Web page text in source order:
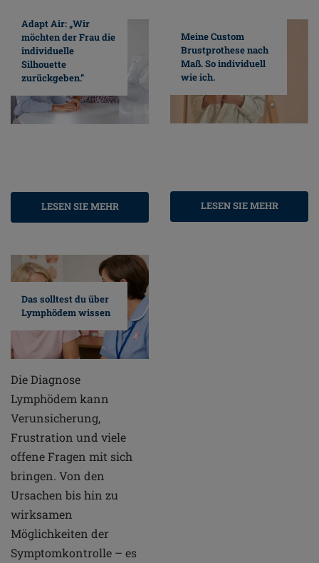
Adapt Air: „Wir
möchten der Frau die
individuelle
Silhouette
zurückgeben.”
LESEN SIE MEHR
Meine Custom
Brustprothese nach
Maß. So individuell
wie ich.
LESEN SIE MEHR
Das solltest du über
Lymphödem wissen
Die Diagnose
Lymphödem kann
Verunsicherung,
Frustration und viele
offene Fragen mit sich
bringen. Von den
Ursachen bis hin zu
wirksamen
Möglichkeiten der
Symptomkontrolle – es